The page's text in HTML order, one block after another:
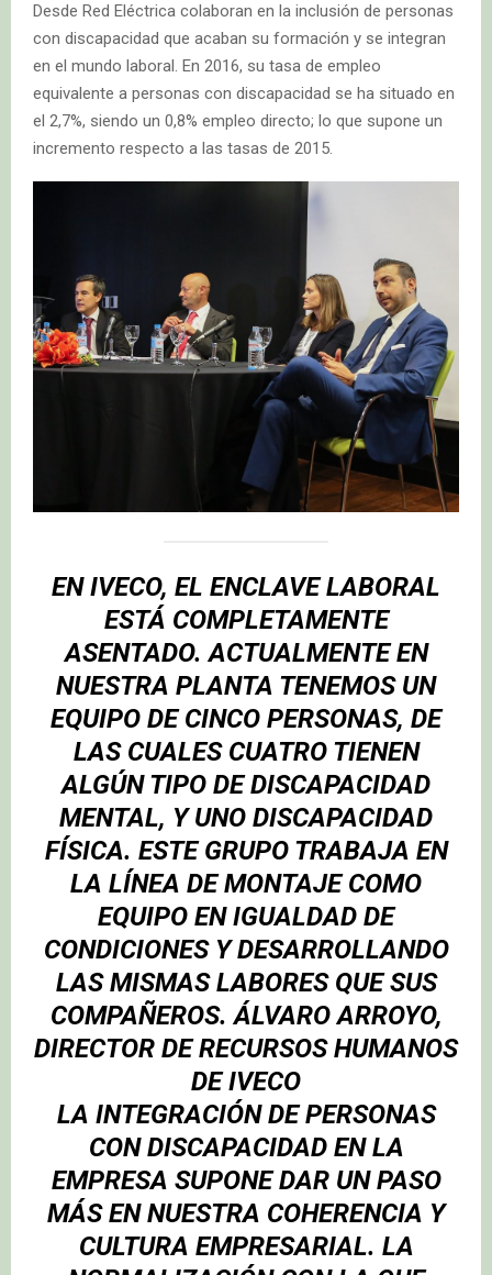
Desde Red Eléctrica colaboran en la inclusión de personas
con discapacidad que acaban su formación y se integran
en el mundo laboral. En 2016, su tasa de empleo
equivalente a personas con discapacidad se ha situado en
el 2,7%, siendo un 0,8% empleo directo; lo que supone un
incremento respecto a las tasas de 2015.
EN IVECO, EL ENCLAVE LABORAL
ESTÁ COMPLETAMENTE
ASENTADO. ACTUALMENTE EN
NUESTRA PLANTA TENEMOS UN
EQUIPO DE CINCO PERSONAS, DE
LAS CUALES CUATRO TIENEN
ALGÚN TIPO DE DISCAPACIDAD
MENTAL, Y UNO DISCAPACIDAD
FÍSICA. ESTE GRUPO TRABAJA EN
LA LÍNEA DE MONTAJE COMO
EQUIPO EN IGUALDAD DE
CONDICIONES Y DESARROLLANDO
LAS MISMAS LABORES QUE SUS
COMPAÑEROS. ÁLVARO ARROYO,
DIRECTOR DE RECURSOS HUMANOS
DE IVECO
LA INTEGRACIÓN DE PERSONAS
CON DISCAPACIDAD EN LA
EMPRESA SUPONE DAR UN PASO
MÁS EN NUESTRA COHERENCIA Y
CULTURA EMPRESARIAL. LA